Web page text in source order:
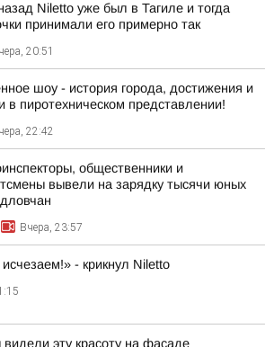
Niletto уже был в Тагиле и тогда
принимали его примерно так
20:51
шоу - история города, достижения и
в пиротехническом представлении!
22:42
общественники и
вывели на зарядку тысячи юных
Вчера, 23:57
- крикнул Niletto
эту красоту на фасаде